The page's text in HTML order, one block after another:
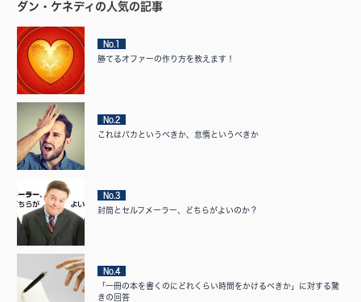
ダン・ケネディの人気の記事
No.1
勝てるオファーの作り方を教えます！
No.2
これはバカというべきか、怠惰というべきか
No.3
封筒とセルフメーラー、どちらがよいのか？
No.4
「一冊の本を書くのにどれくらい時間をかけるべきか」に対する驚
きの回答